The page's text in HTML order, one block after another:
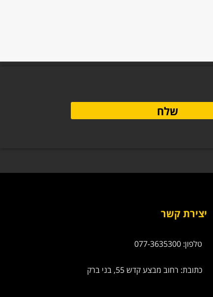
שלח
יצירת קשר
טלפון: 077-3635300
כתובת: רחוב מבצע קדש 55, בני ברק